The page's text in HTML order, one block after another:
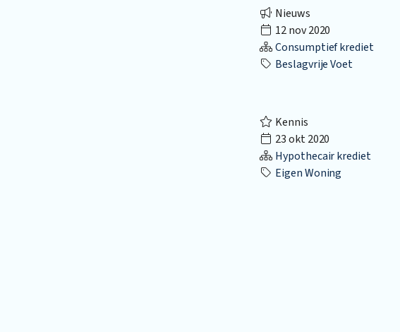
Nieuws
12 nov 2020
Consumptief krediet
Beslagvrije Voet
Kennis
23 okt 2020
Hypothecair krediet
Eigen Woning